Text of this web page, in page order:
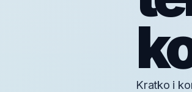
Kratko i